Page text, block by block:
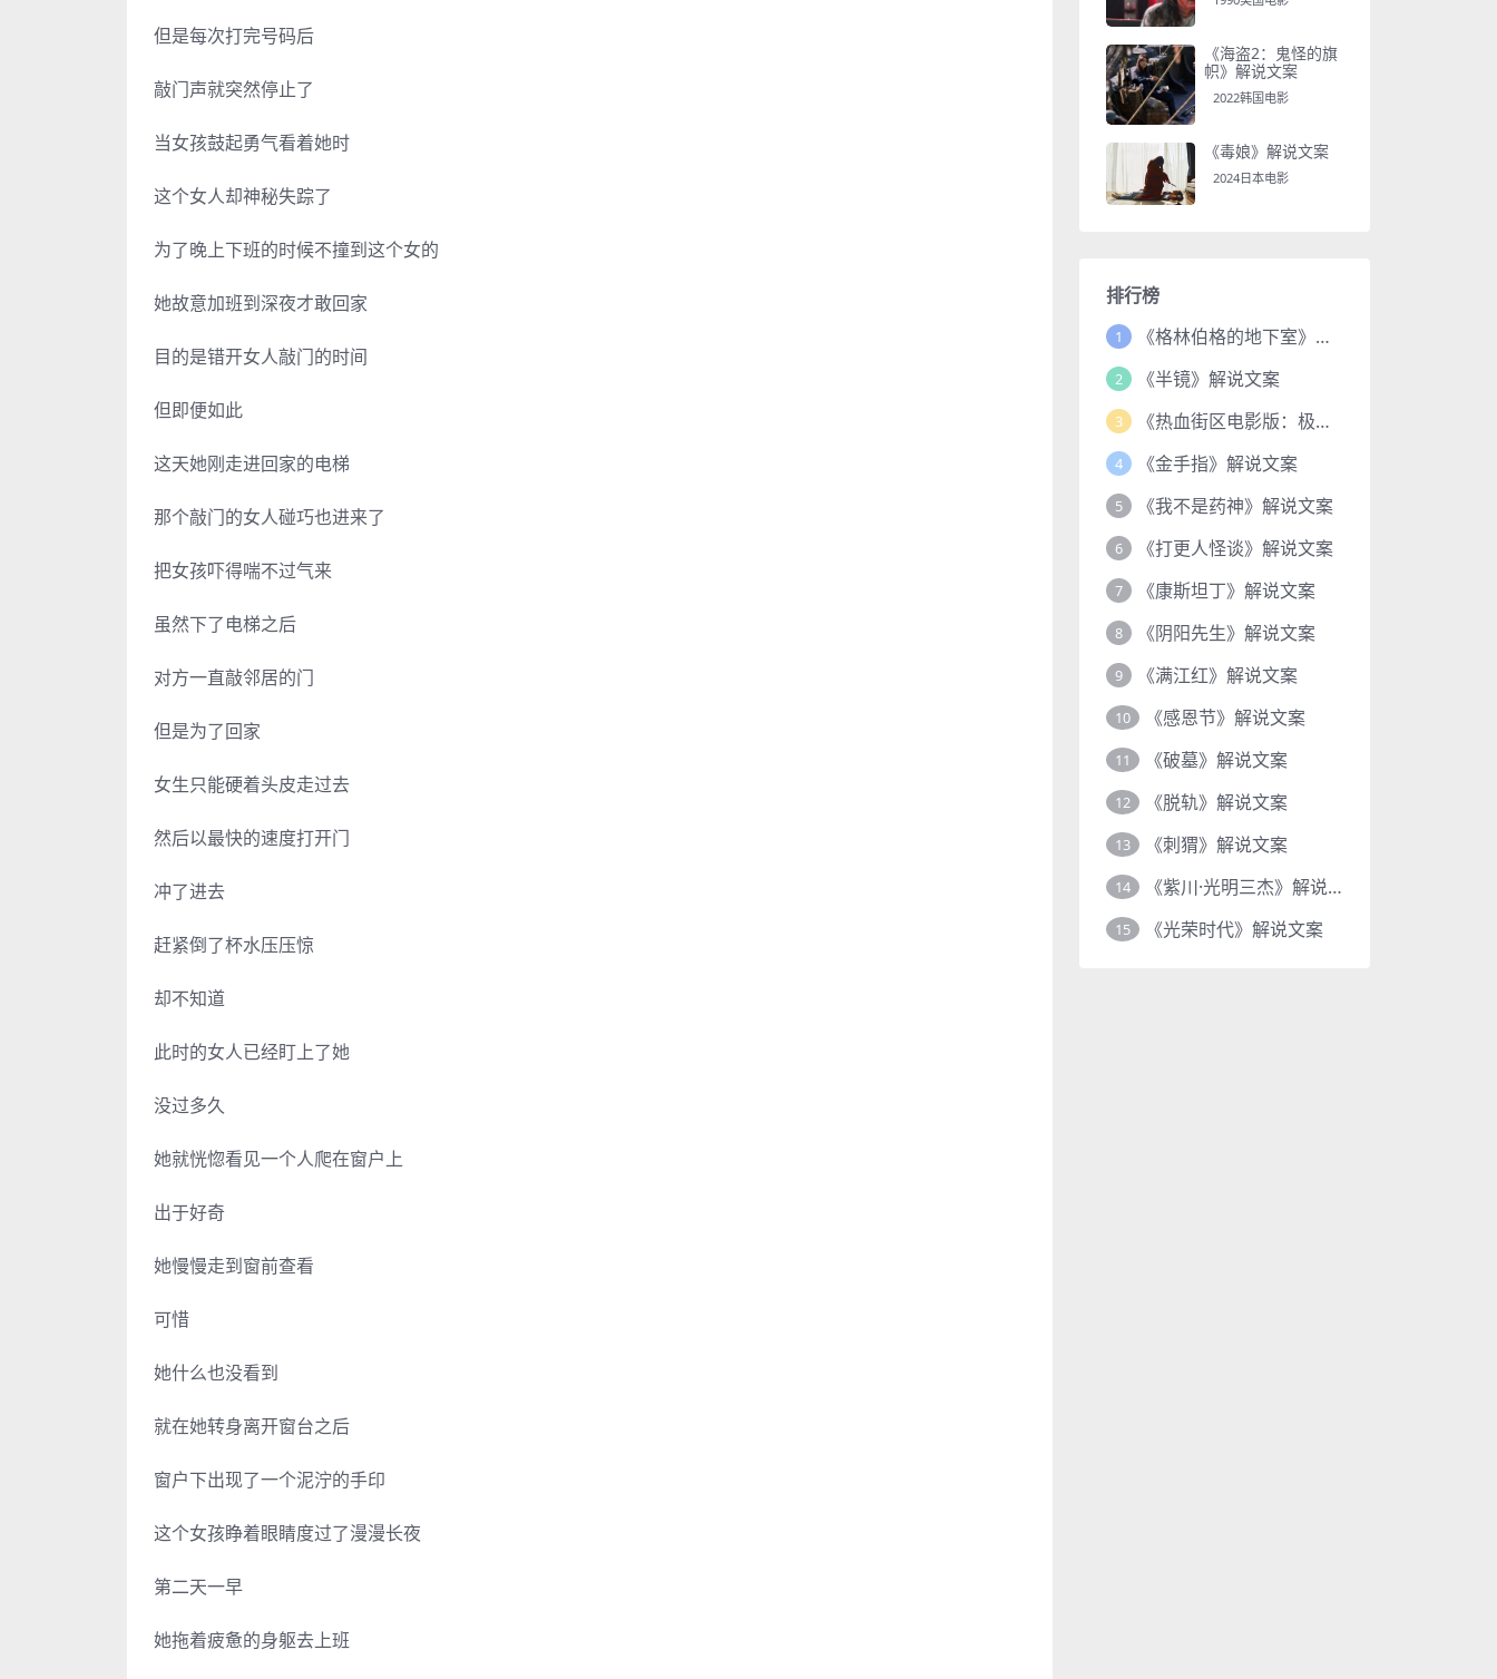
但是每次打完号码后
敲门声就突然停止了
当女孩鼓起勇气看着她时
这个女人却神秘失踪了
为了晚上下班的时候不撞到这个女的
她故意加班到深夜才敢回家
目的是错开女人敲门的时间
但即便如此
这天她刚走进回家的电梯
那个敲门的女人碰巧也进来了
把女孩吓得喘不过气来
虽然下了电梯之后
对方一直敲邻居的门
但是为了回家
女生只能硬着头皮走过去
然后以最快的速度打开门
冲了进去
赶紧倒了杯水压压惊
却不知道
此时的女人已经盯上了她
没过多久
她就恍惚看见一个人爬在窗户上
出于好奇
她慢慢走到窗前查看
可惜
她什么也没看到
就在她转身离开窗台之后
窗户下出现了一个泥泞的手印
这个女孩睁着眼睛度过了漫漫长夜
第二天一早
她拖着疲惫的身躯去上班
《海盗2：鬼怪的旗
帜》解说文案
2022韩国电影
《毒娘》解说文案
2024日本电影
排行榜
1 《格林伯格的地下室》解说文案
2 《半镜》解说文案
3 《热血街区电影版：极恶王续篇》解说文案
4 《金手指》解说文案
5 《我不是药神》解说文案
6 《打更人怪谈》解说文案
7 《康斯坦丁》解说文案
8 《阴阳先生》解说文案
9 《满江红》解说文案
10 《感恩节》解说文案
11 《破墓》解说文案
12 《脱轨》解说文案
13 《刺猬》解说文案
14 《紫川·光明三杰》解说文案
15 《光荣时代》解说文案